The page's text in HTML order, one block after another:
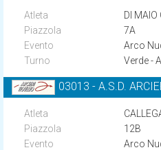
DI MAIO
7A
Arco
Verde -
03013 - A.S.D.
12B
Arco